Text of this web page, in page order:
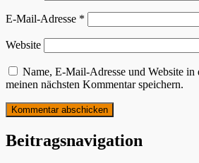
E-Mail-Adresse *
Website
Name, E-Mail-Adresse und Website in
meinen nächsten Kommentar speichern.
Beitragsnavigation